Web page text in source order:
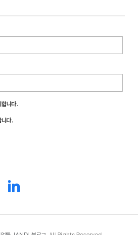
합니다.
니다.